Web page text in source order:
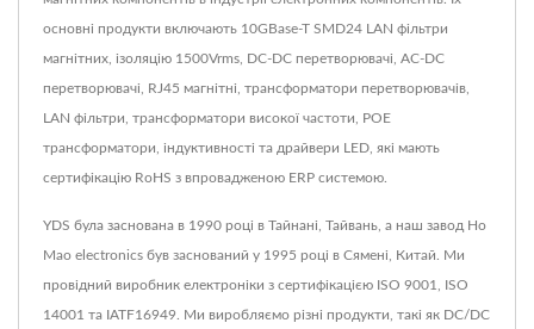
основні продукти включають 10GBase-T SMD24 LAN фільтри
магнітних, ізоляцію 1500Vrms, DC-DC перетворювачі, AC-DC
перетворювачі, RJ45 магнітні, трансформатори перетворювачів,
LAN фільтри, трансформатори високої частоти, POE
трансформатори, індуктивності та драйвери LED, які мають
сертифікацію RoHS з впровадженою ERP системою.
YDS була заснована в 1990 році в Тайнані, Тайвань, а наш завод Ho
Mao electronics був заснований у 1995 році в Сямені, Китай. Ми
провідний виробник електроніки з сертифікацією ISO 9001, ISO
14001 та IATF16949. Ми виробляємо різні продукти, такі як DC/DC